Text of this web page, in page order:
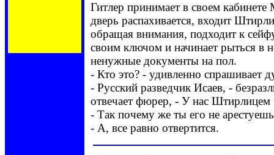
Гитлер принимает в своем
дверь распахивается, входит
обращая внимания, подходит к
своим ключом и начинает рыться в
ненужные документы на пол.
- Кто это? - удивленно спрашивает
- Русский разведчик Исаев, -
отвечает фюрер, - У нас Штирлицем
- Так почему же ты его не
- А, все равно отвертится.